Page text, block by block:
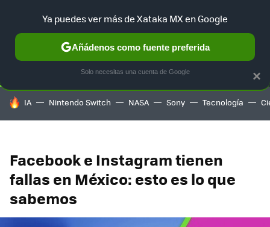
SELECCIÓN GAMING HOME AUTO TERRITORIO
HOY SE HABLA DE
IA Nintendo Switch NASA Sony Tecnología
Facebook e Instagram tienen
fallas en México: esto es lo que
sabemos
×
Ya puedes ver más de Xataka MX en Google
Añádenos como fuente preferida
Solo necesitas una cuenta de Google